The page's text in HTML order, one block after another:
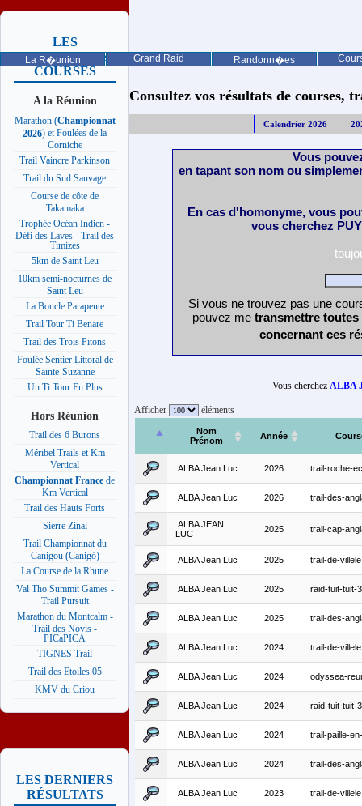
La R�union Grand Raid Randonn�es
LES
PROCHAINES
COURSES
A la Réunion
Marathon (Championnat
2026) et Foulées de la
Corniche
Trail Vaincre Parkinson
Trail du Sud Sauvage
Course de côte de
Takamaka
Trophée Océan Indien -
Défi des Laves - Trail des
Timizes
5km de Saint Leu
10km semi-nocturnes de
Saint Leu
La Boucle Parapente
Trail Tour Ti Benare
Trail des Trois Pitons
Foulée Sentier Littoral de
Sainte-Suzanne
Un Ti Tour En Plus
Hors Réunion
Trail des 6 Burons
Méribel Trails et Km
Vertical
Championnat France de
Km Vertical
Trail des Hauts Forts
Sierre Zinal
Trail Championnat du
Canigou (Canigó)
La Course de la Rhune
Val Tho Summit Games -
Trail Pursuit
Marathon du Montcalm -
Trail des Novis -
PICaPICA
TIGNES Trail
Trail des Etoiles 05
KMV du Criou
LES DERNIERS
RÉSULTATS
Consultez vos résultats de courses,
Calendrier 2026
Vous
en tapant son nom ou
En cas d'homonyme, vous
vous cherchez
Si vous ne trouvez pas une
pouvez me transmettre
concernant ces
Vous cherchez ALBA
Afficher éléments
Nom
Prénom
Année
ALBA Jean Luc 2026 trail-roche-
ALBA Jean Luc 2026 trail-des-
ALBA JEAN
LUC
2025 trail-cap-
ALBA Jean Luc 2025 trail-de-villele
ALBA Jean Luc 2025 raid-tuit-tuit-
ALBA Jean Luc 2025 trail-des-
ALBA Jean Luc 2024 trail-de-villele
ALBA Jean Luc 2024 odyssea-
ALBA Jean Luc 2024 raid-tuit-tuit-
ALBA Jean Luc 2024 trail-paille-
ALBA Jean Luc 2024 trail-des-
ALBA Jean Luc 2023 trail-de-villele